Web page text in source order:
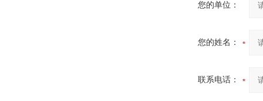
您的单位：
您的姓名：
联系电话：